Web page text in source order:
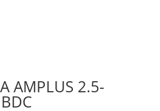
AMPLUS 2.5-